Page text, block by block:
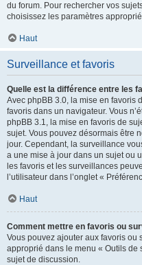
du forum. Pour rechercher vos
choisissez les paramètres
Haut
Surveillance et favoris
Quelle est la différence entre les
Avec phpBB 3.0, la mise en favoris
favoris dans un navigateur. Vous
phpBB 3.1, la mise en favoris de
sujet. Vous pouvez désormais être
jour. Cependant, la surveillance
a une mise à jour dans un sujet ou
les favoris et les surveillances
l’utilisateur dans l’onglet «
Haut
Comment mettre en favoris ou
Vous pouvez ajouter aux favoris
approprié dans le menu « Outils de
sujet de discussion.